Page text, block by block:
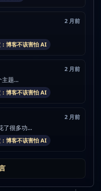
2 月前
博客不该害怕 AI
2 月前
题...
博客不该害怕 AI
2 月前
了很多功...
博客不该害怕 AI